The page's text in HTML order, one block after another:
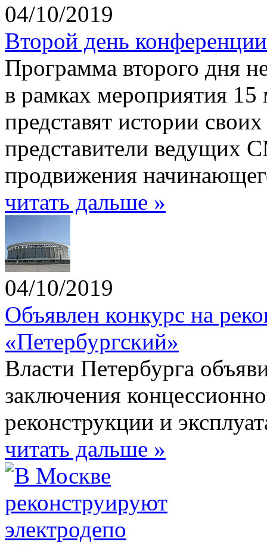
04/10/2019
Второй день
Программа второго дня
в рамках мероприятия
представят истории
представители ведущих
продвижения
читать дальше »
04/10/2019
Объявлен конкурс на
«Петербургский»
Власти Петербурга
заключения
реконструкции и
читать дальше »